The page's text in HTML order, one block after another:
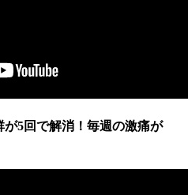
5回で解消！毎週の激痛が